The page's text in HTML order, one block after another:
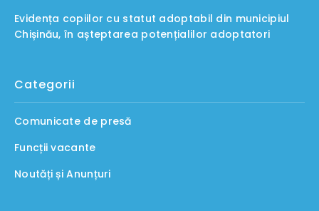
Evidența copiilor cu statut adoptabil din municipiul
Chișinău, în așteptarea potențialilor adoptatori
Categorii
Comunicate de presă
Funcții vacante
Noutăți și Anunțuri